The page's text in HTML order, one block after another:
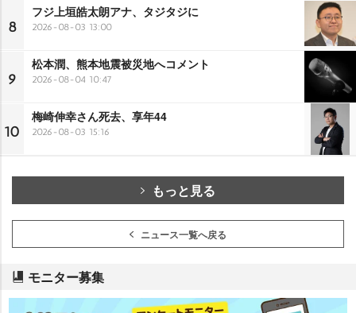
8
フジ上垣皓太朗アナ、タジタジに
2026-08-03 13:00
9
松本潤、熊本地震被災地へコメント
2026-08-04 10:47
10
梅崎伸幸さん死去、享年44
2026-08-03 15:16
もっと見る
ニュース一覧へ戻る
モニター募集